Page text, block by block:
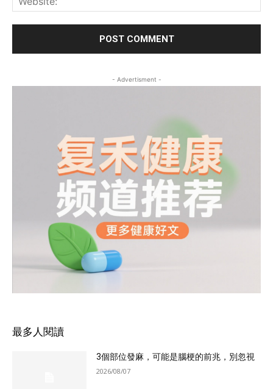
- Advertisment -
最多人閱讀
3個部位發麻，可能是腦梗的前兆，別忽視
2026/08/07